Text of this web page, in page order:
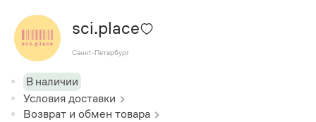
sci.place
Санкт-Петербург
В наличии
Условия доставки
Возврат и обмен товара